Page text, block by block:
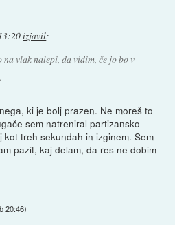
izjavil:
na vlak nalepi, da vidim, če jo bo v
ki je bolj prazen. Ne moreš to
sem natreniral partizansko
treh sekundah in izginem. Sem
pazit, kaj delam, da res ne dobim
20:46)